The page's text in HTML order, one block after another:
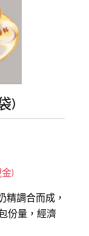
)
精調合而成，
份量，經濟